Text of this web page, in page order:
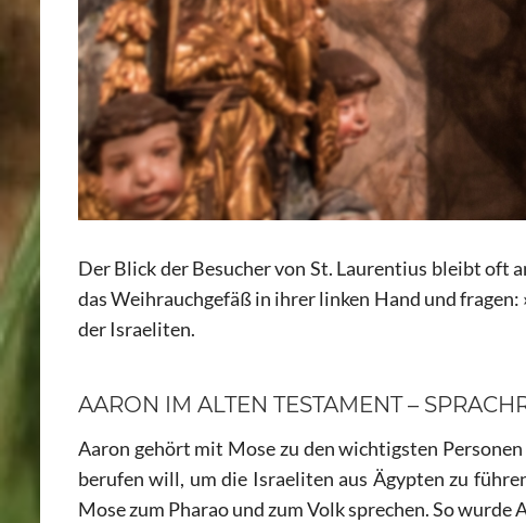
Der Blick der Besucher von St. Laurentius bleibt oft
das Weihrauchgefäß in ihrer linken Hand und
der Israeliten.
AARON IM ALTEN TESTAMENT –
Aaron gehört mit Mose zu den wichtigsten
berufen will, um die Israeliten aus Ägypten zu
Mose zum Pharao und zum Volk sprechen. So